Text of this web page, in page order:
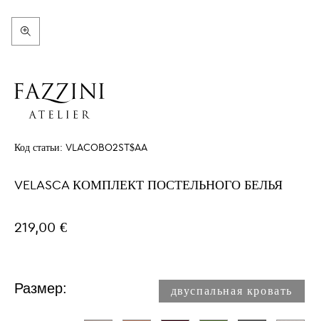
Код статьи: VLACOBO2ST$AA
VELASCA КОМПЛЕКТ ПОСТЕЛЬНОГО БЕЛЬЯ
219,00 €
Размер: двуспальная кровать